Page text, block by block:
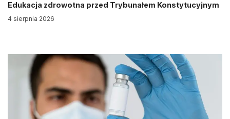
Edukacja zdrowotna przed Trybunałem Konstytucyjnym
4 sierpnia 2026